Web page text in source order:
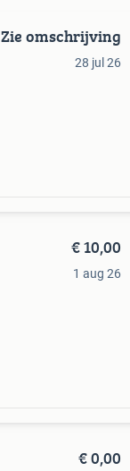
Zie omschrijving
28 jul 26
€ 10,00
1 aug 26
€ 0,00